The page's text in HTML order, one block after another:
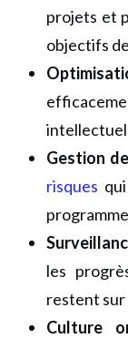
projets et
objectifs
Gestion
risques
les
restent sur
Culture